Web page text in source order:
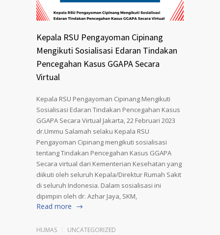
Kepala RSU Pengayoman Cipinang
Mengikuti Sosialisasi Edaran Tindakan
Pencegahan Kasus GGAPA Secara
Virtual
Kepala RSU Pengayoman Cipinang Mengikuti
Sosialisasi Edaran Tindakan Pencegahan Kasus
GGAPA Secara Virtual Jakarta, 22 Februari 2023
dr.Ummu Salamah selaku Kepala RSU
Pengayoman Cipinang mengikuti sosialisasi
tentang Tindakan Pencegahan Kasus GGAPA
Secara virtual dari Kementerian Kesehatan yang
diikuti oleh seluruh Kepala/Direktur Rumah Sakit
di seluruh Indonesia. Dalam sosialisasi ini
dipimpin oleh dr. Azhar Jaya, SKM,
Read more
HUMAS UNCATEGORIZED